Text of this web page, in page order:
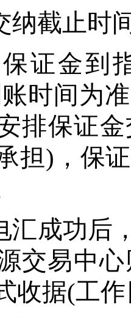
纳截止时
证金到
账时间为
排保证
担) ，保
汇成功后
交易中
收据(工作